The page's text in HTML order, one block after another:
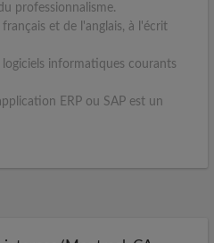
professionnalisme.
et de l'anglais, à l'écrit
logiciels informatiques courants
ERP ou SAP est un